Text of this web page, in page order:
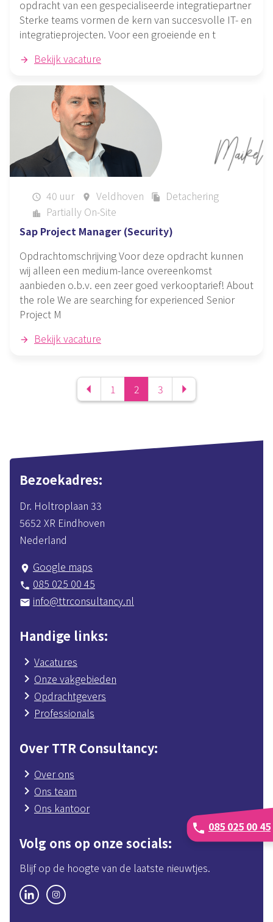
opdracht van een gespecialiseerde integratiepartner
Sterke teams vormen de kern van succesvolle IT- en
integratieprojecten. Voor een groeiende en t
Bekijk vacature
schedule 40 uur place Veldhoven file_copy Detachering
location_city
Partially On-Site
Sap Project Manager (Security)
Opdrachtomschrijving Voor deze opdracht kunnen
wij alleen een medium-lance overeenkomst
aanbieden o.b.v. een zeer goed verkooptarief! About
the role We are searching for experienced Senior
Project M
Bekijk vacature
 1 2 3 
phone 085 025 00 45
Bezoekadres
Dr. Holtroplaan 33
5652 XR Eindhoven
Nederland
place Google maps
phone 085 025 00 45
mail info@ttrconsultancy.nl
Handige links
Vacatures
Onze vakgebieden
Opdrachtgevers
Professionals
Over TTR Consultancy
Over ons
Ons team
Ons kantoor
Volg ons op onze socials
Blijf op de hoogte van de laatste nieuwtjes.